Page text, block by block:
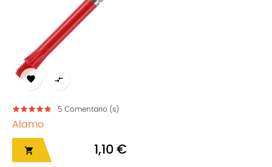
 
5 Comentario (s)
Alamo
 1,10 €